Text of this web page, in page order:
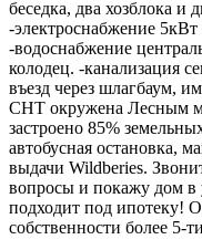
беседка, два хозблока
-электроснабжение
-водоснабжение
колодец. -канализация
въезд через шлагбаум,
СНТ окружена Лесным
застроено 85%
автобусная остановка,
выдачи Wildberies.
вопросы и покажу дом в
подходит под ипотеку!
собственности более 5-